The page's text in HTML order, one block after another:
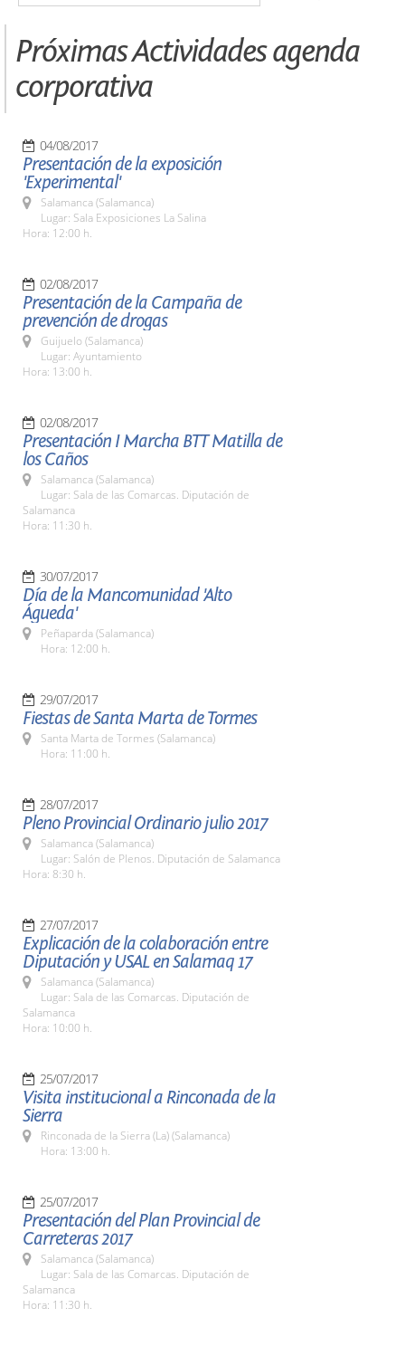
Próximas Actividades agenda
corporativa
04/08/2017
Presentación de la exposición
'Experimental'
Salamanca (Salamanca)
Lugar: Sala Exposiciones La Salina
Hora: 12:00 h.
02/08/2017
Presentación de la Campaña de
prevención de drogas
Guijuelo (Salamanca)
Lugar: Ayuntamiento
Hora: 13:00 h.
02/08/2017
Presentación I Marcha BTT Matilla de
los Caños
Salamanca (Salamanca)
Lugar: Sala de las Comarcas. Diputación de
Salamanca
Hora: 11:30 h.
30/07/2017
Día de la Mancomunidad 'Alto
Águeda'
Peñaparda (Salamanca)
Hora: 12:00 h.
29/07/2017
Fiestas de Santa Marta de Tormes
Santa Marta de Tormes (Salamanca)
Hora: 11:00 h.
28/07/2017
Pleno Provincial Ordinario julio 2017
Salamanca (Salamanca)
Lugar: Salón de Plenos. Diputación de Salamanca
Hora: 8:30 h.
27/07/2017
Explicación de la colaboración entre
Diputación y USAL en Salamaq 17
Salamanca (Salamanca)
Lugar: Sala de las Comarcas. Diputación de
Salamanca
Hora: 10:00 h.
25/07/2017
Visita institucional a Rinconada de la
Sierra
Rinconada de la Sierra (La) (Salamanca)
Hora: 13:00 h.
25/07/2017
Presentación del Plan Provincial de
Carreteras 2017
Salamanca (Salamanca)
Lugar: Sala de las Comarcas. Diputación de
Salamanca
Hora: 11:30 h.